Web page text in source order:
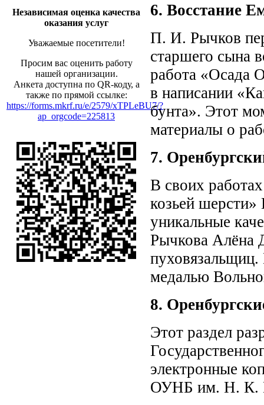
Независимая оценка качества
оказания услуг
Уважаемые посетители!
Просим вас оценить работу
нашей организации.
Анкета доступна по QR-коду, а
также по прямой ссылке:
https://forms.mkrf.ru/e/2579/xTPLeBU7/?
ap_orgcode=225813
6. Восстание
П. И. Рычков
старшего сына
работа «Осада
в написании
бунта». Этот
материалы о
7.
В своих
козьей
уникальные
Рычкова Алёна
медалью
8.
Этот раздел
электронные
ОУНБ им. Н. К.